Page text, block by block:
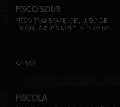
PISCO SOUR
PISCO TRANSPARENTE , JUGO DE
LIMON , SIRUP SIMPLE , ALBUMINA
$4.990
PISCOLA